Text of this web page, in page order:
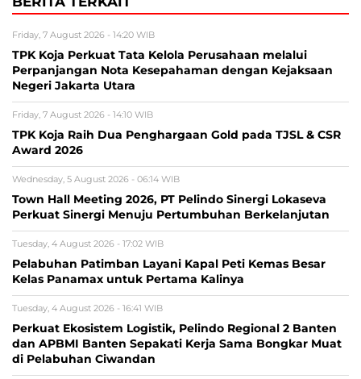
Friday, 7 August 2026 - 14:20 WIB
TPK Koja Perkuat Tata Kelola Perusahaan melalui
Perpanjangan Nota Kesepahaman dengan Kejaksaan
Negeri Jakarta Utara
Friday, 7 August 2026 - 14:10 WIB
TPK Koja Raih Dua Penghargaan Gold pada TJSL & CSR
Award 2026
Wednesday, 5 August 2026 - 06:14 WIB
Town Hall Meeting 2026, PT Pelindo Sinergi Lokaseva
Perkuat Sinergi Menuju Pertumbuhan Berkelanjutan
Tuesday, 4 August 2026 - 17:02 WIB
Pelabuhan Patimban Layani Kapal Peti Kemas Besar
Kelas Panamax untuk Pertama Kalinya
Tuesday, 4 August 2026 - 16:41 WIB
Perkuat Ekosistem Logistik, Pelindo Regional 2 Banten
dan APBMI Banten Sepakati Kerja Sama Bongkar Muat
di Pelabuhan Ciwandan